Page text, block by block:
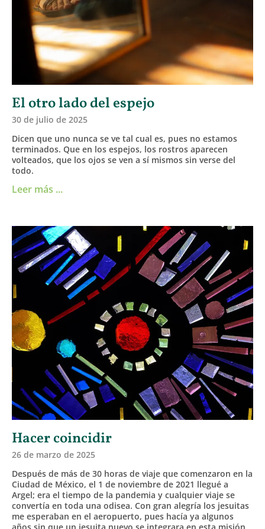
El otro lado del espejo
30 de julio de 2025
Dicen que uno nunca se ve tal cual es, pues no estamos
terminados. Que en los espejos, los rostros aparecen
volteados, que los ojos se ven a sí mismos sin verse del
todo.
Leer más ...
Hacer coincidir
26 de marzo de 2025
Después de más de 30 horas de viaje que comenzaron en la
Ciudad de México, el 1 de noviembre de 2021 llegué a
Argel; era el tiempo de la pandemia y cualquier viaje se
convertía en toda una odisea. Con gran alegría los jesuitas
me esperaban en el aeropuerto, pues hacía ya algunos